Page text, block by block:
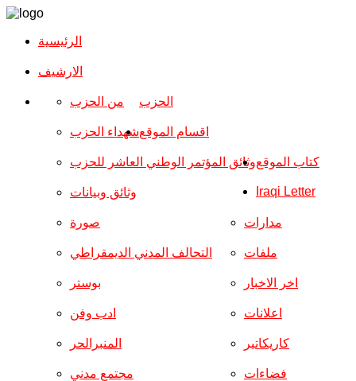
الرئيسية
الارشیف
الحزب من الحزب
شهداء الحزب
وثائق المؤتمر الوطني العاشر للحزب
وثائق وبيانات
اقسام الموقع
صورة
التحالف المدني الديمقراطي
بوستر
ادب وفن
المنبرالحر
مجتمع مدني
مدارات
ملفات
اخر الاخبار
اعلانات
كاريكاتير
فضاءات
كتاب الموقع
Iraqi Letter